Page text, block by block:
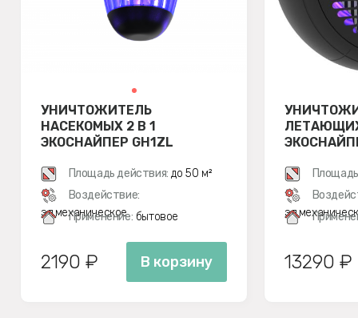
УНИЧТОЖИТЕЛЬ
НАСЕКОМЫХ 2 В 1
ЭКОСНАЙПЕР GH1ZL
Площадь действия: до 50 м²
Воздействие:
эл.механическое
Применение: бытовое
2190 ₽ В корзину 13290 ₽